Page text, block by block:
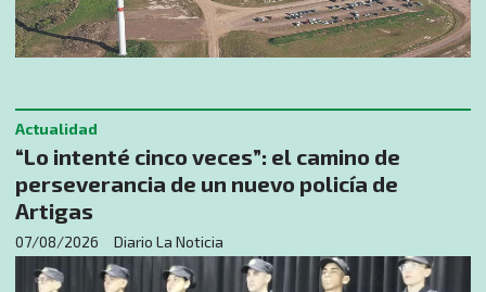
“Lo intenté cinco veces”: el camino de
perseverancia de un nuevo policía de
Artigas
Diario La Noticia
Actualidad
07/08/2026